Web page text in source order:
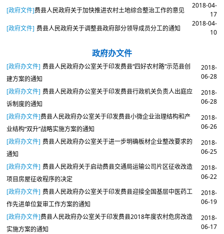
[政府文件]​费县人民政府关于加快推进农村土地综合整治工作的意见
2018-04-
17
[政府文件] 费县人民政府关于调整县政府部分领导成员分工的通知
2018-04-
10
政府办文件
[政府办文件] 费县人民政府办公室关于印发费县“四好农村路”示范县创
建方案的通知
2018-
06-28
[政府办文件] 费县人民政府办公室关于印发费县行政机关负责人出庭应
诉制度的通知
2018-
06-28
[政府办文件]​费县人民政府办公室关于印发费县小微企业治理结构和产
业结构“双升”战略实施方案的通知
2018-
06-26
[政府办文件] 费县人民政府办公室关于进一步明确板材企业整改要求的
通知
2018-
06-25
[政府办文件] 费县人民政府关于启动费县交通局运输公司片区征收改造
项目房屋征收程序的决定
2018-
06-22
[政府办文件] 费县人民政府办公室关于印发费县迎接全国基层中医药工
作先进单位复审工作方案的通知
2018-
06-19
[政府办文件]​费县人民政府办公室关于印发费县2018年度农村危房改造
实施方案的通知
2018-
06-17